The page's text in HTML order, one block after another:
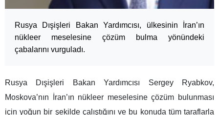
Rusya Dışişleri Bakan Yardımcısı, ülkesinin İran’ın
nükleer meselesine çözüm bulma yönündeki
çabalarını vurguladı.
Rusya Dışişleri Bakan Yardımcısı Sergey Ryabkov,
Moskova’nın İran’ın nükleer meselesine çözüm bulunması
için yoğun bir şekilde çalıştığını ve bu konuda tüm taraflarla